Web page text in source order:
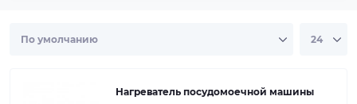
Нагреватель посудомоечной машины